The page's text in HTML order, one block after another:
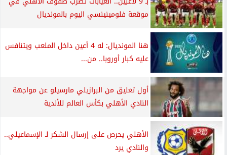
موقعة فلومينينسي اليوم بالمونديال
هنا المونديال: له 4 أعين داخل الملعب ويتنافس
عليه كبار أوروبا.. من...
أول تعليق من البرازيلي مارسيلو عن مواجهة
النادي الأهلي بكأس العالم للأندية
الأهلي يحرص على إرسال الشكر لـ الإسماعيلي..
والنادي يرد